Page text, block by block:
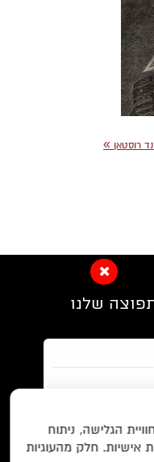
רוסטאן »
שלנו
למאגר הלקוחות וקבלת
הסדרות/
הגלישה, ניתוח
אישיות. חלק מהעוגיות